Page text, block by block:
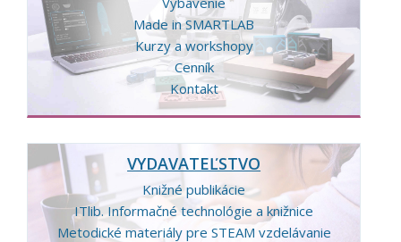
Made in SMARTLAB
Kurzy a workshopy
Cenník
Kontakt
VYDAVATEĽSTVO
Knižné publikácie
ITlib. Informačné technológie a knižnice
Metodické materiály pre STEAM vzdelávanie